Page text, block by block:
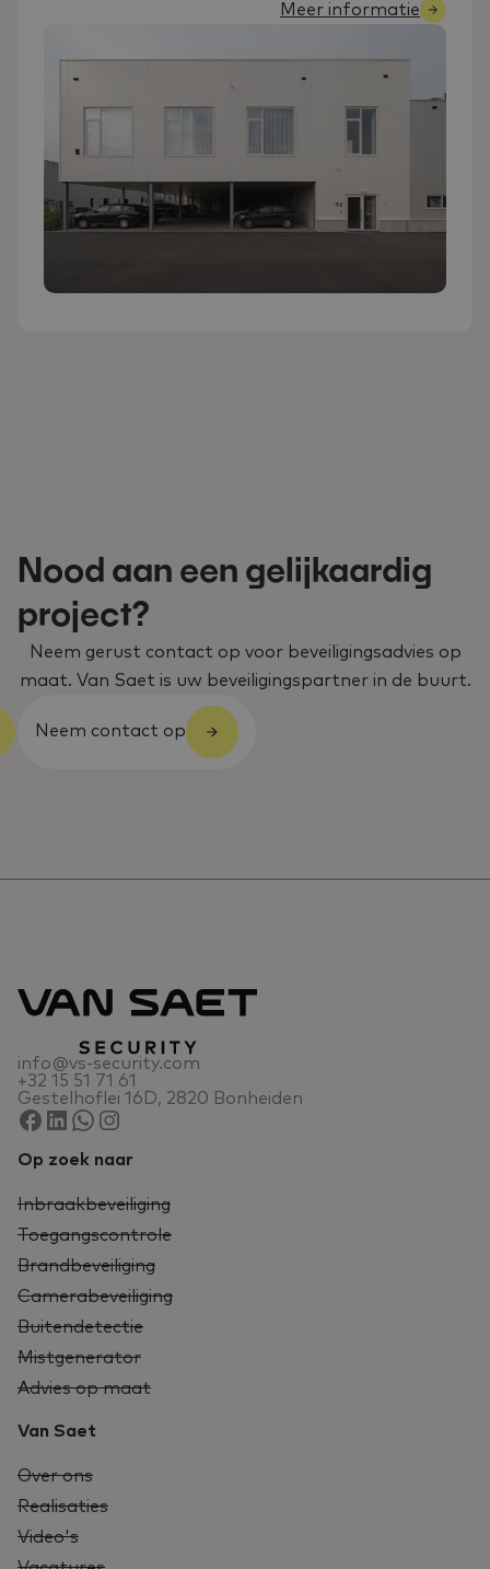
Meer informatie
Nood aan een gelijkaardig
project?
Neem gerust contact op voor beveiligingsadvies op
maat. Van Saet is uw beveiligingspartner in de buurt.
Neem contact op
info@vs-security.com
+32 15 51 71 61
Gestelhoflei 16D, 2820 Bonheiden
Op zoek naar
Inbraakbeveiliging
Toegangscontrole
Brandbeveiliging
Camerabeveiliging
Buitendetectie
Mistgenerator
Advies op maat
Van Saet
Over ons
Realisaties
Video's